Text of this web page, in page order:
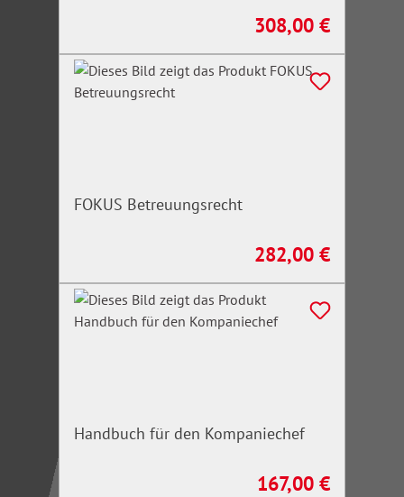
Regulärer Preis:
308,00 €
FOKUS Betreuungsrecht
Regulärer Preis:
282,00 €
Handbuch für den Kompaniechef
Regulärer Preis:
167,00 €